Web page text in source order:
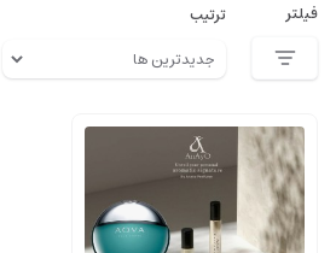
فیلتر ترتیب